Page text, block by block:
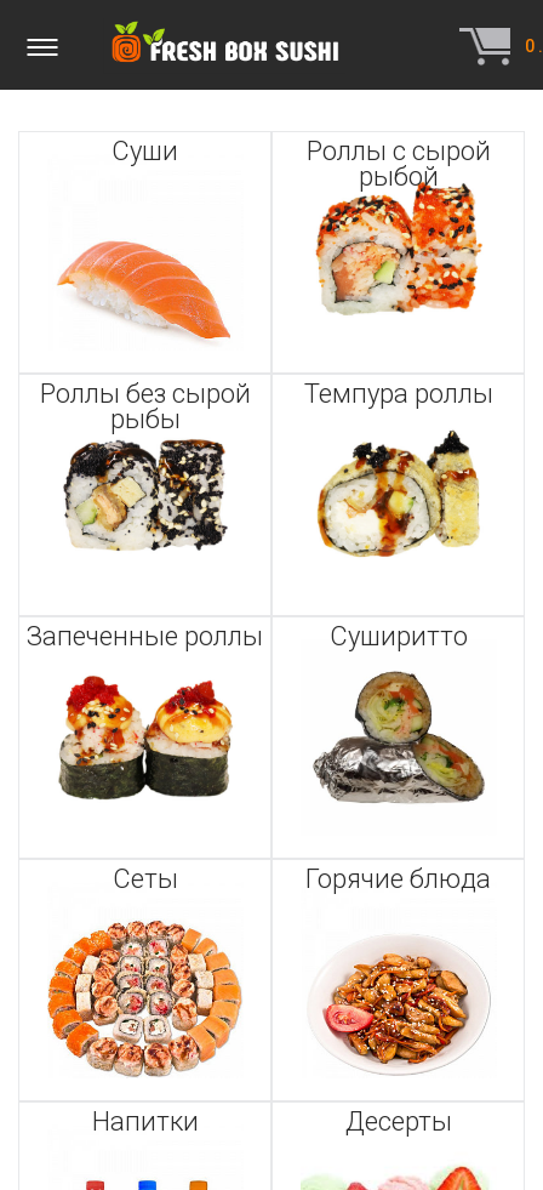
0 .
Суши
Роллы с сырой
рыбой
Роллы без сырой
рыбы
Темпура роллы
Запеченные роллы Суширитто
Сеты Горячие блюда
Напитки Десерты